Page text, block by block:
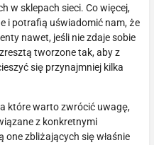
w sklepach sieci. Co więcej,
i potrafią uświadomić nam, że
nawet, jeśli nie zdaje sobie
tworzone tak, aby z
się przynajmniej kilka
które warto zwrócić uwagę,
z konkretnymi
zbliżających się właśnie